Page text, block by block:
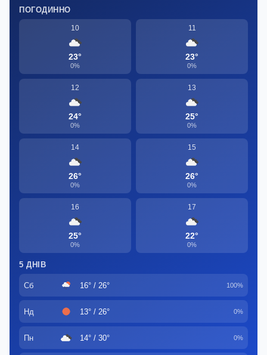
ПОГОДИННО
10
23°
0%
11
23°
0%
12
24°
0%
13
25°
0%
14
26°
0%
15
26°
0%
16
25°
0%
17
22°
0%
5 ДНІВ
Сб 16° / 26° 100%
Нд 13° / 26° 0%
Пн 14° / 30° 0%